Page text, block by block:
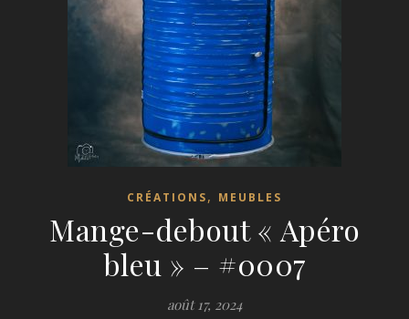
CRÉATIONS, MEUBLES
Mange-debout « Apéro
bleu » – #0007
août 17, 2024